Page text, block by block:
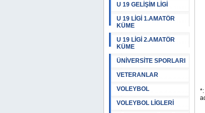
U 19 GELİŞİM LİGİ
U 19 LİGİ 1.AMATÖR
KÜME
U 19 LİGİ 2.AMATÖR
KÜME
ÜNİVERSİTE SPORLARI
VETERANLAR
VOLEYBOL
VOLEYBOL LİGLERİ